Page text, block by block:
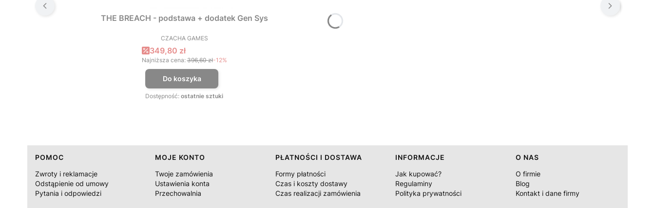
THE BREACH - podstawa + dodatek Gen Sys
PRODUCENT
CZACHA GAMES
Cena promocyjna
349,80 zł
Najniższa cena: 396,60 zł-12%
Do koszyka
Dostępność: ostatnie sztuki
Linki w stopce
POMOC
Zwroty i reklamacje
Odstąpienie od umowy
Pytania i odpowiedzi
MOJE KONTO
Twoje zamówienia
Ustawienia konta
Przechowalnia
PŁATNOŚCI I DOSTAWA
Formy płatności
Czas i koszty dostawy
Czas realizacji zamówienia
INFORMACJE
Jak kupować?
Regulaminy
Polityka prywatności
O NAS
O firmie
Blog
Kontakt i dane firmy